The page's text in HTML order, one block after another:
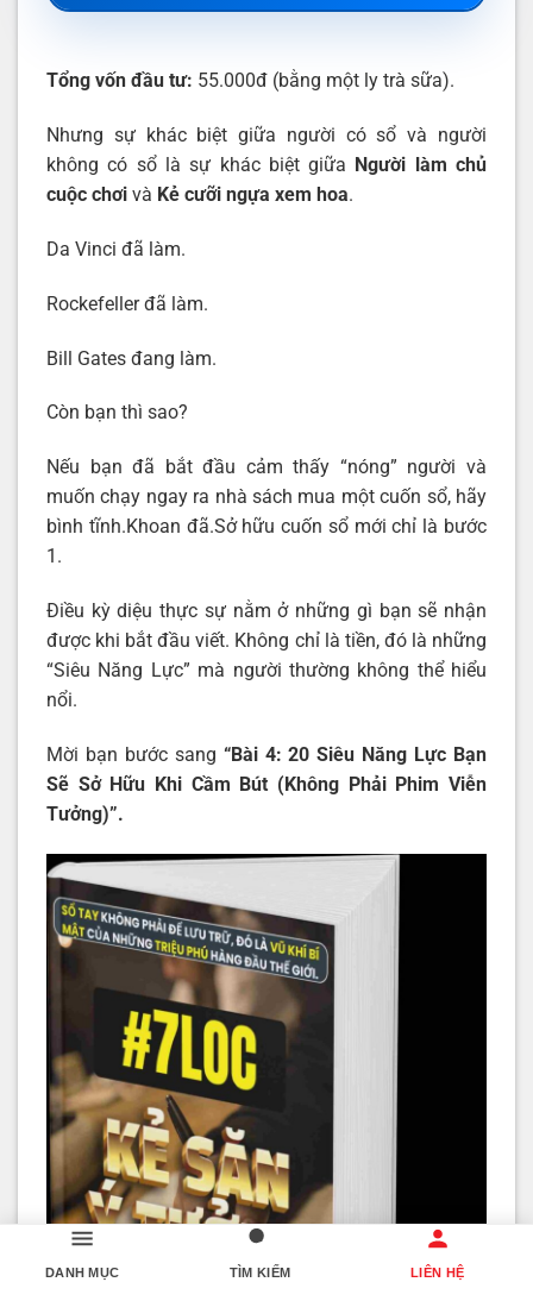
Tổng vốn đầu tư: 55.000đ (bằng một ly trà sữa).
Nhưng sự khác biệt giữa người có sổ và người
không có sổ là sự khác biệt giữa Người làm chủ
cuộc chơi và Kẻ cưỡi ngựa xem hoa.
Da Vinci đã làm.
Rockefeller đã làm.
Bill Gates đang làm.
Còn bạn thì sao?
Nếu bạn đã bắt đầu cảm thấy “nóng” người và
muốn chạy ngay ra nhà sách mua một cuốn sổ, hãy
bình tĩnh.Khoan đã.Sở hữu cuốn sổ mới chỉ là bước
1.
Điều kỳ diệu thực sự nằm ở những gì bạn sẽ nhận
được khi bắt đầu viết. Không chỉ là tiền, đó là những
“Siêu Năng Lực” mà người thường không thể hiểu
nổi.
Mời bạn bước sang “Bài 4: 20 Siêu Năng Lực Bạn
Sẽ Sở Hữu Khi Cầm Bút (Không Phải Phim Viễn
Tưởng)”.
DANH MỤC TÌM KIẾM LIÊN HỆ